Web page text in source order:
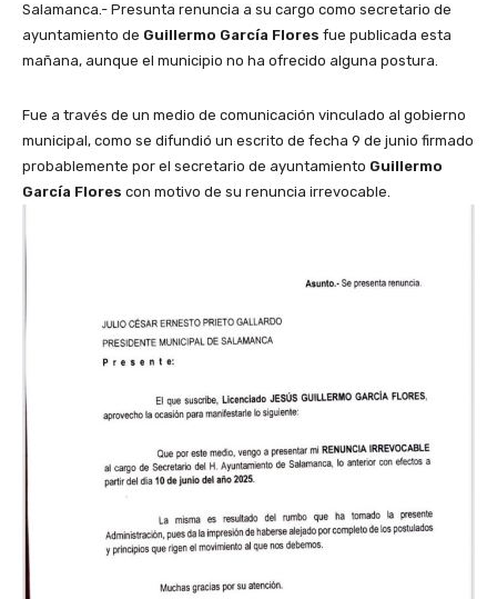
Salamanca.- Presunta renuncia a su cargo como secretario de
ayuntamiento de Guillermo García Flores fue publicada esta
mañana, aunque el municipio no ha ofrecido alguna postura.
Fue a través de un medio de comunicación vinculado al gobierno
municipal, como se difundió un escrito de fecha 9 de junio firmado
probablemente por el secretario de ayuntamiento Guillermo
García Flores con motivo de su renuncia irrevocable.